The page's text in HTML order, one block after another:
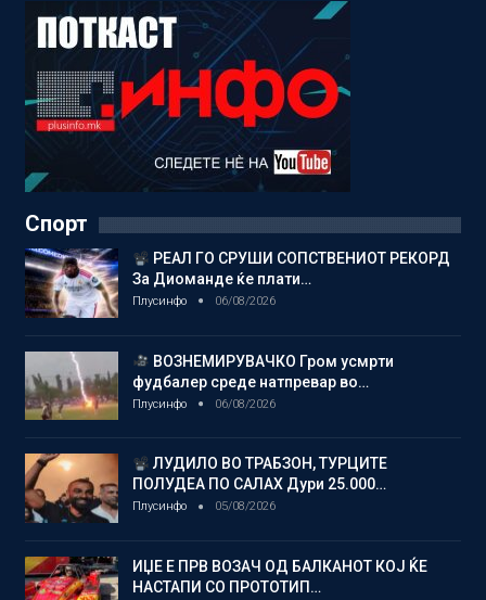
Спорт
РЕАЛ ГО СРУШИ СОПСТВЕНИОТ РЕКОРД
За Диоманде ќе плати…
Плусинфо 06/08/2026
ВОЗНЕМИРУВАЧКО Гром усмрти
фудбалер среде натпревар во…
Плусинфо 06/08/2026
ЛУДИЛО ВО ТРАБЗОН, ТУРЦИТЕ
ПОЛУДЕА ПО САЛАХ Дури 25.000…
Плусинфо 05/08/2026
ИЏЕ Е ПРВ ВОЗАЧ ОД БАЛКАНОТ КОЈ ЌЕ
НАСТАПИ СО ПРОТОТИП…